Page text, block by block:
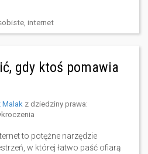
,internet
gdy ktoś pomawia
Malak z dziedziny prawa:
to potężne narzędzie
w której łatwo paść ofiarą